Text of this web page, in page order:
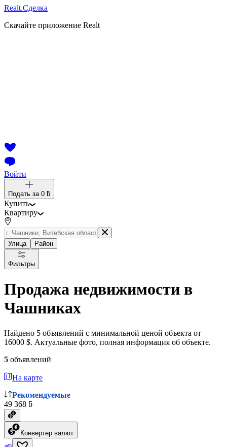
Realt.Сделка
Скачайте приложение Realt
Войти
Подать за 0 ƃ
Купить
Квартиру
Улица Район
Фильтры
Продажа недвижимости в
Чашниках
Найдено 5 объявлений с минимальной ценой объекта от
16000 $. Актуальные фото, полная информация об объекте.
5 объявлений
На карте
Рекомендуемые
49 368 ƃ
Конвертер валют